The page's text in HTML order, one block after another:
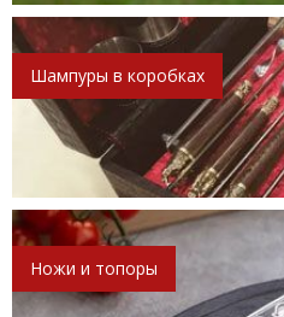
Шампуры в коробках
Ножи и топоры